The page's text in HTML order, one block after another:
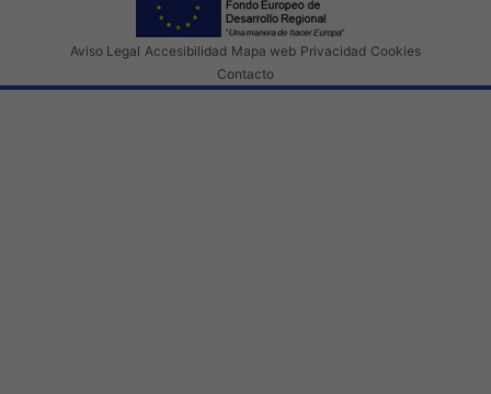
Aviso Legal Accesibilidad Mapa web Privacidad Cookies
Contacto